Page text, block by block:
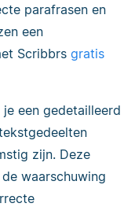
parafrasen en
een
Scribbrs gratis
een gedetailleerd
zijn. Deze
waarschuwing